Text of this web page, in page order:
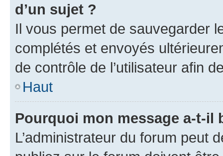
d’un sujet ?
Il vous permet de sauvegarder
complétés et envoyés
de contrôle de l’utilisateur afin
Haut
Pourquoi mon message a-t-il
L’administrateur du forum peut